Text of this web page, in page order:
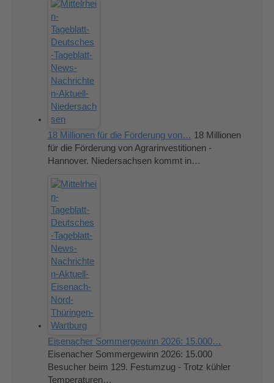
18 Millionen für die Förderung von… 18 Millionen
für die Förderung von Agrarinvestitionen -
Hannover. Niedersachsen kommt in…
Eisenacher Sommergewinn 2026: 15.000…
Eisenacher Sommergewinn 2026: 15.000
Besucher beim 129. Festumzug - Trotz kühler
Temperaturen…